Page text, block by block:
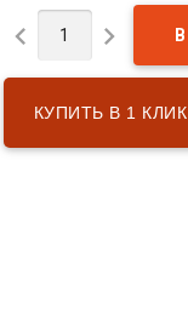
 
КУПИТЬ В 1 КЛИК